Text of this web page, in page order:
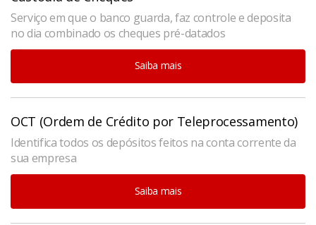
Serviço em que o banco guarda, faz controle e deposita
no dia combinado os cheques pré-datados
Saiba mais
OCT (Ordem de Crédito por Teleprocessamento)
Identifica todos os depósitos feitos na conta corrente da
sua empresa
Saiba mais